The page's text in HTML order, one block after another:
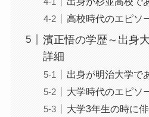
高校時代のエピソ
濱正悟の学歴～出身
詳細
出身が明治大学で
大学時代のエピソ
大学3年生の時に